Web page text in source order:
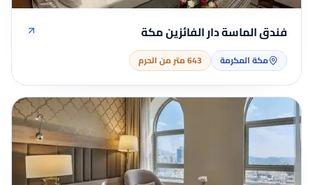
فندق الماسة دار الفائزين مكة
مكة المكرمة 643 متر من الحرم